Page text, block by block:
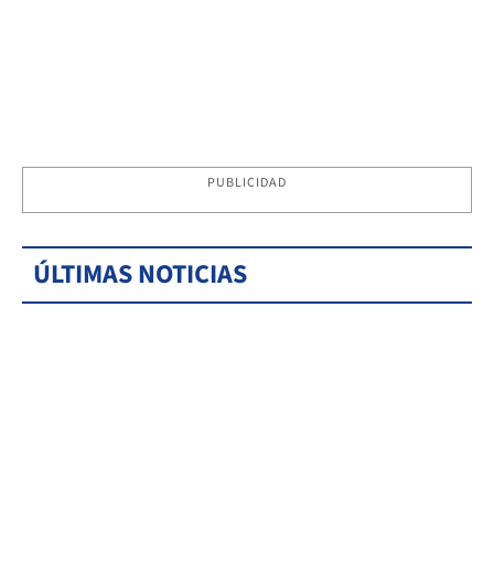
PUBLICIDAD
ÚLTIMAS NOTICIAS